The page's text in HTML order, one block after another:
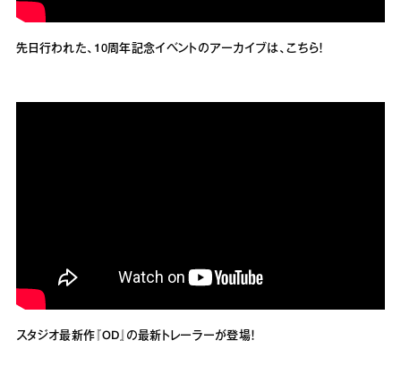
先日行われた、10周年記念イベントのアーカイブは、こちら！
スタジオ最新作『OD』の最新トレーラーが登場！